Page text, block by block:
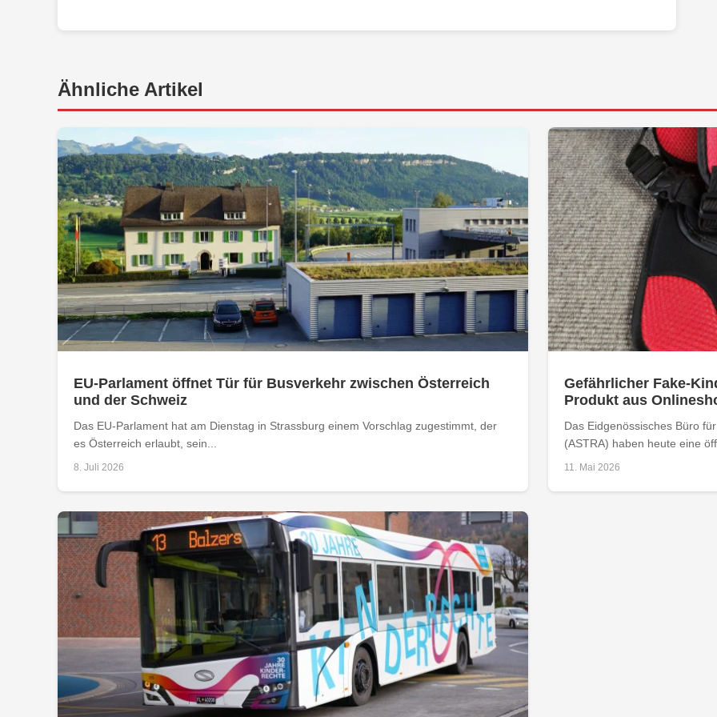
Ähnliche Artikel
EU-Parlament öffnet Tür für Busverkehr zwischen Österreich
und der Schweiz
Das EU-Parlament hat am Dienstag in Strassburg einem Vorschlag zugestimmt, der
es Österreich erlaubt, sein...
8. Juli 2026
Gefährlicher Fake-
Produkt aus
Das Eidgenössisches Büro
(ASTRA) haben heute eine
11. Mai 2026